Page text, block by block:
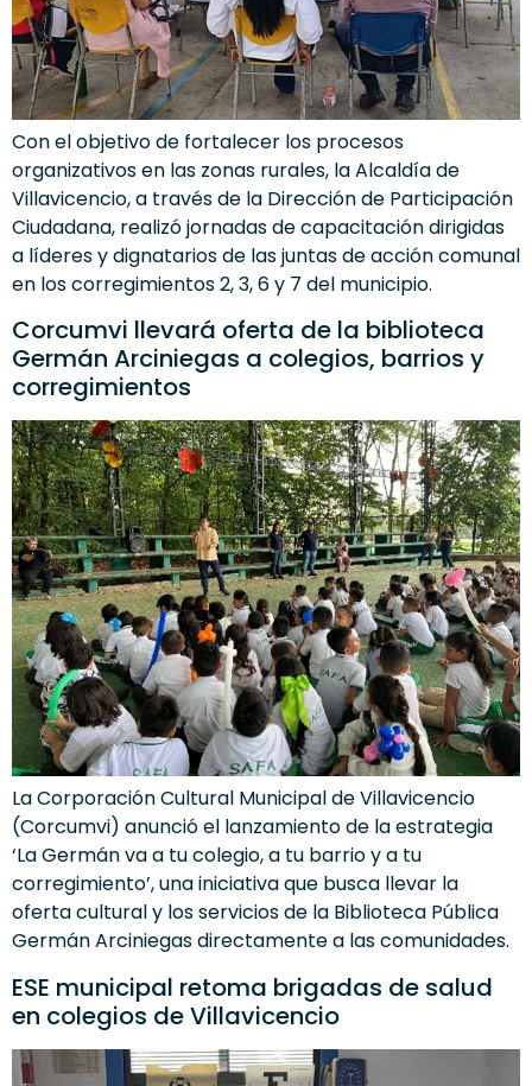
Con el objetivo de fortalecer los procesos
organizativos en las zonas rurales, la Alcaldía de
Villavicencio, a través de la Dirección de Participación
Ciudadana, realizó jornadas de capacitación dirigidas
a líderes y dignatarios de las juntas de acción comunal
en los corregimientos 2, 3, 6 y 7 del municipio.
Corcumvi llevará oferta de la biblioteca
Germán Arciniegas a colegios, barrios y
corregimientos
La Corporación Cultural Municipal de Villavicencio
(Corcumvi) anunció el lanzamiento de la estrategia
‘La Germán va a tu colegio, a tu barrio y a tu
corregimiento’, una iniciativa que busca llevar la
oferta cultural y los servicios de la Biblioteca Pública
Germán Arciniegas directamente a las comunidades.
ESE municipal retoma brigadas de salud
en colegios de Villavicencio